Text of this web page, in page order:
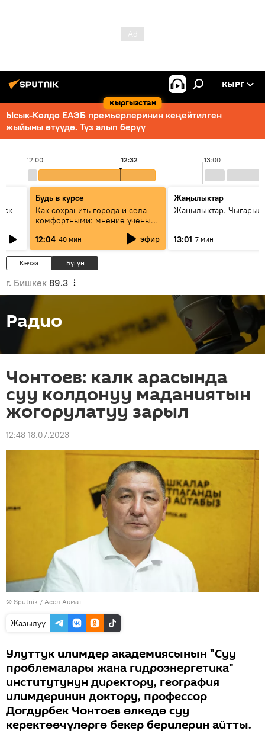
Кыргызстан
КЫРГ
Ысык-Көлдө ЕАЭБ премьерлеринин кеңейтилген
жыйыны өтүүдө. Түз алып берүү
12:00 13:00
12:32
Будь в курсе
Как сохранить города и села
комфортными: мнение ученых
12:04 40 мин эфир
Жаңылыктар
Жаңылыктар.
13:01 7 мин
Кечээ Бүгүн
г. Бишкек 89.3
Радио
Чонтоев: калк арасында
суу колдонуу маданиятын
жогорулатуу зарыл
12:48 18.07.2023
© Sputnik / Асел Акмат
Жазылуу
Улуттук илимдер академиясынын "Суу
проблемалары жана гидроэнергетика"
институтунун директору, география
илимдеринин доктору, профессор
Догдурбек Чонтоев өлкөдө суу
керектөөчүлөргө бекер берилерин айтты.